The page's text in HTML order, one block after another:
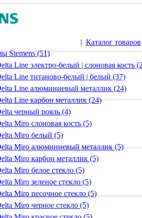
| Каталог товаров
Siemens (51)
Line электро-белый | слоновая кость
Line титаново-белый | белый (37)
Line алюминиевый металлик (24)
Line карбон металлик (24)
черный рояль (4)
Miro слоновая кость (5)
Miro белый (5)
Miro алюминиевый металлик (5)
Miro карбон металлик (5)
Miro белое стекло (5)
Miro зеленое стекло (5)
Miro песочное стекло (5)
Miro черное стекло (5)